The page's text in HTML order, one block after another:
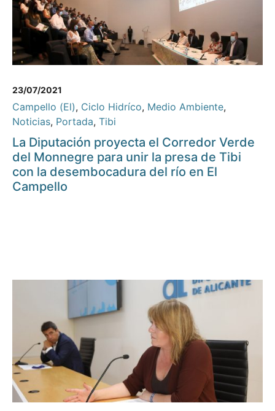
23/07/2021
Campello (El), Ciclo Hidríco, Medio Ambiente,
Noticias, Portada, Tibi
La Diputación proyecta el Corredor Verde
del Monnegre para unir la presa de Tibi
con la desembocadura del río en El
Campello